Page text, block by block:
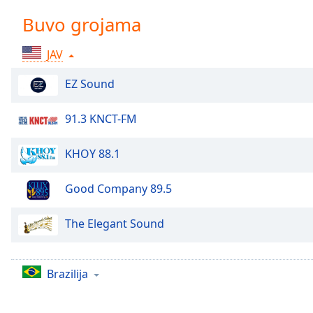
Chapters
Descriptions
descriptions
selected
subtitles
settings,
opens
subtitles
settings
subtitles
off
Buvo grojama
JAV
EZ Sound
91.3 KNCT-FM
KHOY 88.1
Good Company 89.5
The Elegant Sound
Brazilija